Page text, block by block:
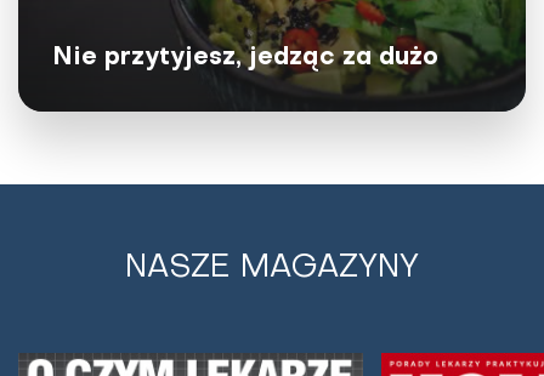
Spożywanie tych produktów pomaga w
Jednym z głównych czynników sprzyjających otyłości
Nie przytyjesz, jedząc za dużo
NASZE MAGAZYNY